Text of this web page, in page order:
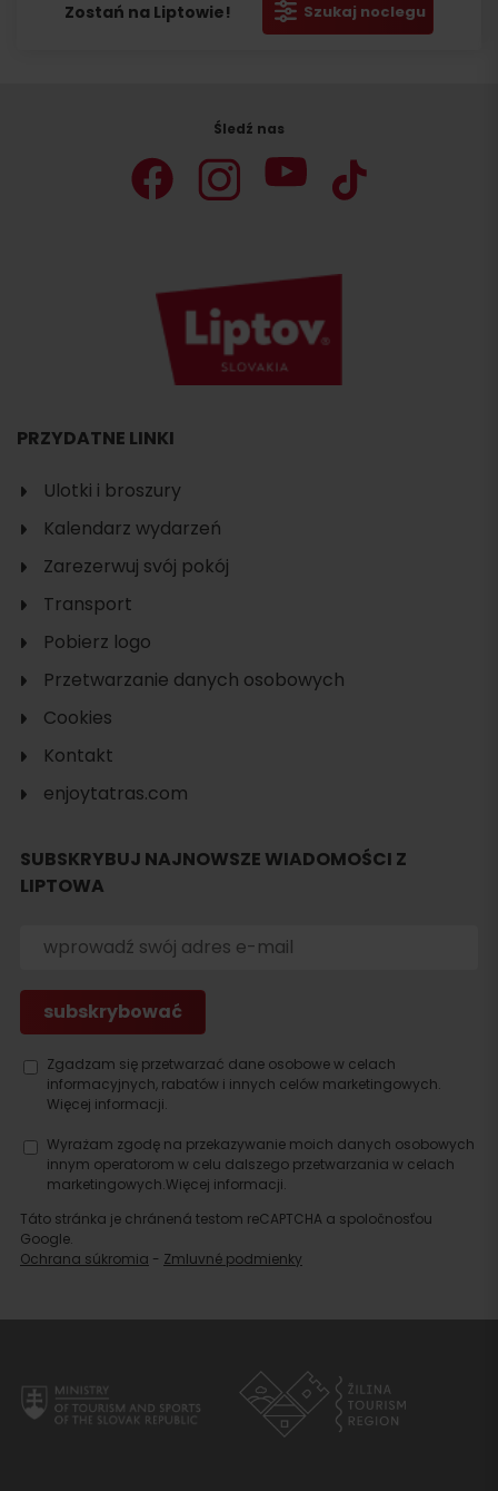
Zostań na Liptowie! Szukaj noclegu
noclegu
Śledź nas
PRZYDATNE LINKI
Ulotki i broszury
Kalendarz wydarzeń
Zarezerwuj svój pokój
Transport
Pobierz logo
Przetwarzanie danych osobowych
Cookies
Kontakt
enjoytatras.com
SUBSKRYBUJ NAJNOWSZE WIADOMOŚCI Z
LIPTOWA
Zgadzam się przetwarzać dane osobowe w celach
informacyjnych, rabatów i innych celów marketingowych.
Więcej informacji.
Wyrażam zgodę na przekazywanie moich danych osobowych
innym operatorom w celu dalszego przetwarzania w celach
marketingowych.Więcej informacji.
Táto stránka je chránená testom reCAPTCHA a spoločnosťou
Google.
Ochrana súkromia - Zmluvné podmienky